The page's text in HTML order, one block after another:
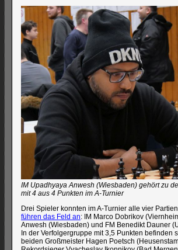
IM Upadhyaya Anwesh (Wiesbaden) gehört zu
mit 4 aus 4 Punkten im A-Turnier
Drei Spieler konnten im A-Turnier alle vier
führen das Feld an: IM Marco Dobrikov
Anwesh (Wiesbaden) und FM Benedikt Dauner
In der Verfolgergruppe mit 3,5 Punkten befinden
beiden Großmeister Hagen Poetsch